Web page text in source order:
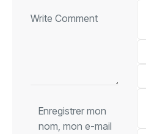
Enregistrer mon
nom, mon e-mail